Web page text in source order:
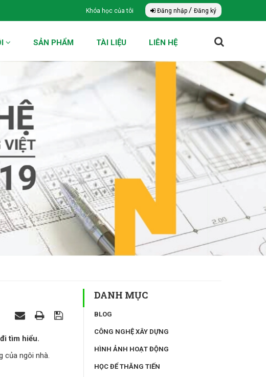
Khóa học của tôi Đăng nhập / Đăng ký
SẢN PHẨM TÀI LIỆU LIÊN HỆ
tìm hiểu.
của ngôi nhà.
DANH MỤC
BLOG
CÔNG NGHỆ XÂY DỰNG
HÌNH ẢNH HOẠT ĐỘNG
HỌC ĐỂ THĂNG TIẾN